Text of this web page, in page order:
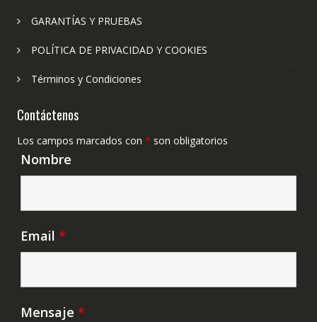
GARANTÍAS Y PRUEBAS
POLÍTICA DE PRIVACIDAD Y COOKIES
Términos y Condiciones
Contáctenos
Los campos marcados con * son obligatorios
Nombre
Email *
Mensaje *